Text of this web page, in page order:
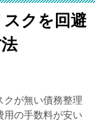
クを回避
クが無い債務整理
用の手数料が安い